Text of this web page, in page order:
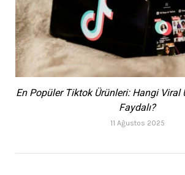
En Popüler Tiktok Ürünleri: Hangi Viral
Faydalı?
11 Ağustos 2025